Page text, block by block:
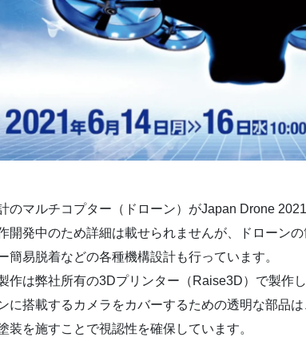
のマルチコプター（ドローン）がJapan Drone
開発中のため詳細は載せられませんが、ドローン
簡易脱着などの各種機構設計も行っています。
作は弊社所有の3Dプリンター（Raise3D）で製作
に搭載するカメラをカバーするための透明な部品
装を施すことで視認性を確保しています。